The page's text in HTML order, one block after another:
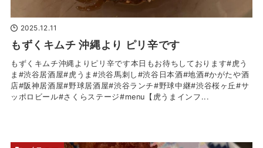
2025.12.11
もずくキムチ 沖縄より ピリ辛です
もずくキムチ沖縄よりピリ辛です本日もお待ちしております#虎う
ま#渋谷居酒屋#虎うま#渋谷馬刺し#渋谷日本酒#地酒#かがたや酒
店#阪神居酒屋#野球居酒屋#渋谷ランチ#野球中継#渋谷桜ヶ丘#サ
ッポロビール#さくらステージ#menu【虎うまインフ...